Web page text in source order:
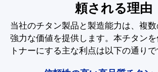
頼される理由
当社のチタン製品と製造能力は、複
強力な価値を提供します。本チタン
トナーにする主な利点は以下の通り